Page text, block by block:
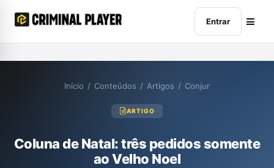
Entrar
Início / Conteúdos / Artigos / Conjur
ARTIGO
Coluna de Natal: três pedidos somente
ao Velho Noel